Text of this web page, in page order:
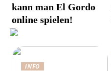
kann man El Gordo
online spielen!
INFO